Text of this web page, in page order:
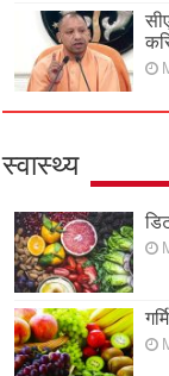
स्वास्थ्य